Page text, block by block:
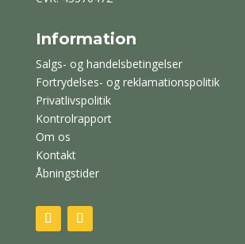
Information
Salgs- og handelsbetingelser
Fortrydelses- og reklamationspolitik
Privatlivspolitik
Kontrolrapport
Om os
Kontakt
Åbningstider